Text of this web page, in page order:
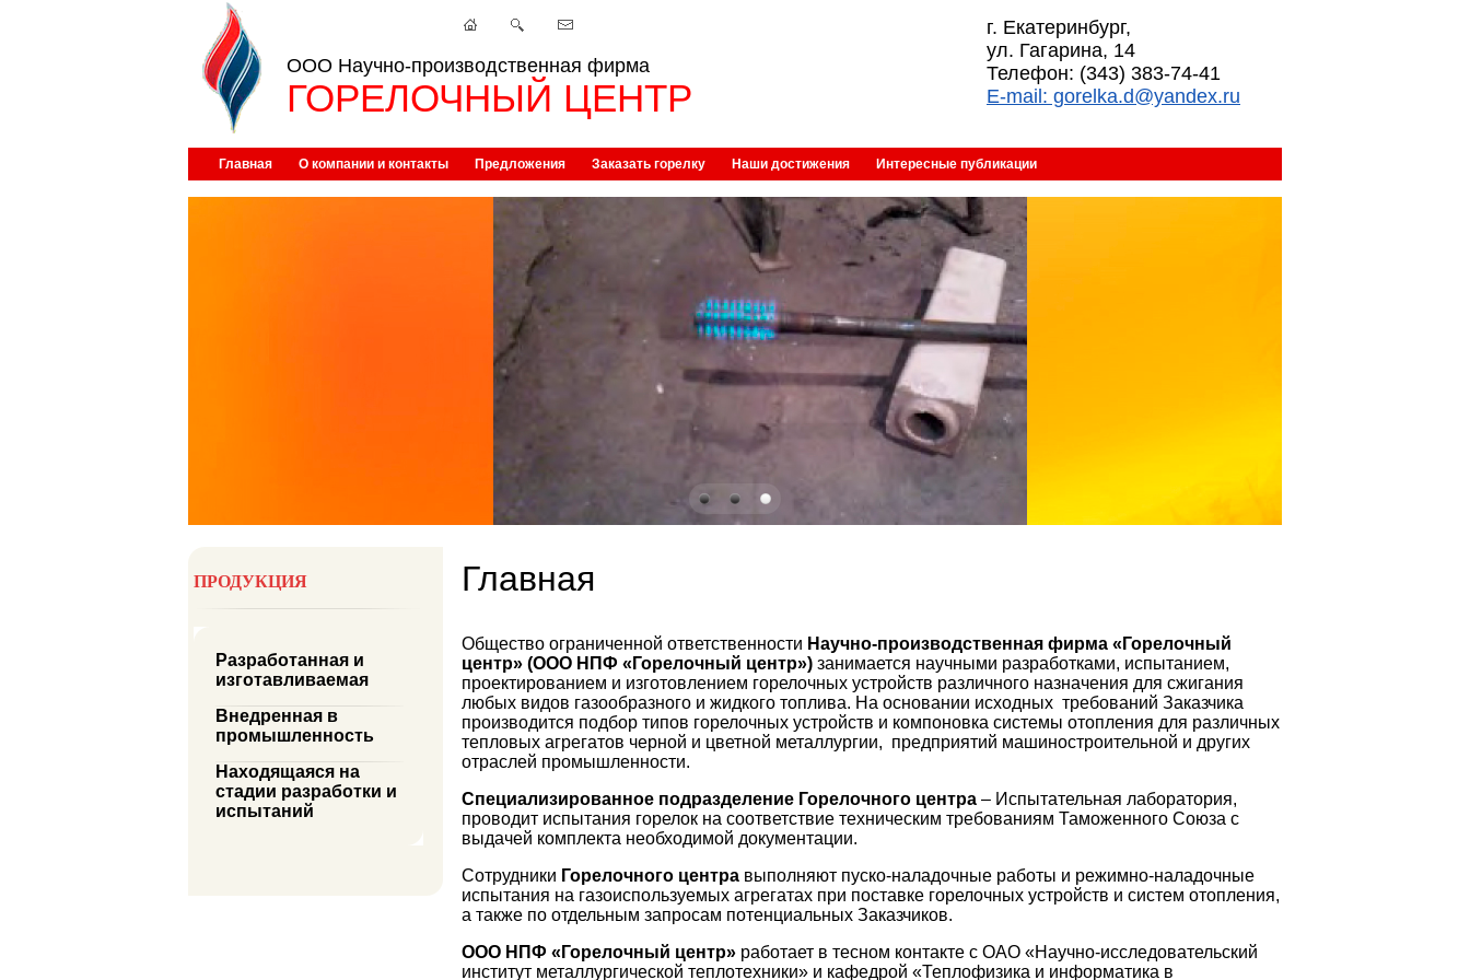
ООО Научно-производственная фирма
ГОРЕЛОЧНЫЙ ЦЕНТР
г. Екатеринбург,
ул. Гагарина, 14
Телефон: (343) 383-74-41
E-mail: gorelka.d@yandex.ru
Главная О компании и контакты Предложения Заказать горелку Наши достижения Интересные публикации
ПРОДУКЦИЯ
Разработанная и
изготавливаемая
Внедренная в
промышленность
Находящаяся на
стадии разработки и
испытаний
Главная
Общество ограниченной ответственности Научно-производственная фирма «Горелочный
центр» (ООО НПФ «Горелочный центр») занимается научными разработками, испытанием,
проектированием и изготовлением горелочных устройств различного назначения для сжигания
любых видов газообразного и жидкого топлива. На основании исходных требований Заказчика
производится подбор типов горелочных устройств и компоновка системы отопления для различных
тепловых агрегатов черной и цветной металлургии, предприятий машиностроительной и других
отраслей промышленности.
Специализированное подразделение Горелочного центра – Испытательная лаборатория,
проводит испытания горелок на соответствие техническим требованиям Таможенного Союза с
выдачей комплекта необходимой документации.
Сотрудники Горелочного центра выполняют пуско-наладочные работы и режимно-наладочные
испытания на газоиспользуемых агрегатах при поставке горелочных устройств и систем отопления,
а также по отдельным запросам потенциальных Заказчиков.
ООО НПФ «Горелочный центр» работает в тесном контакте с ОАО «Научно-исследовательский
институт металлургической теплотехники» и кафедрой «Теплофизика и информатика в